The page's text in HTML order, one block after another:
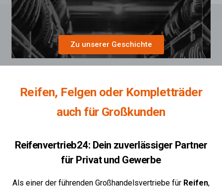
Zu unserer Geschichte
Reifen, Felgen oder Kompletträder
auch für Großkunden
Reifenvertrieb24: Dein zuverlässiger Partner
für Privat und Gewerbe
Als einer der führenden Großhandelsvertriebe für Reifen,